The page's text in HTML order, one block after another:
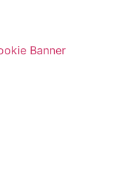
Banner